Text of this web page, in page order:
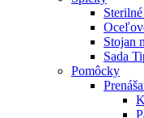
Stojan
Sada
Pomôcky